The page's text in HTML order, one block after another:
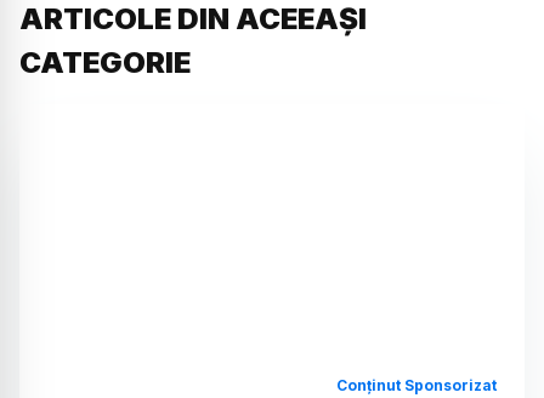
ARTICOLE DIN ACEEAȘI
CATEGORIE
Conținut Sponsorizat